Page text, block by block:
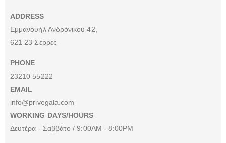
ADDRESS
Εμμανουήλ Ανδρόνικου 42,
621 23 Σέρρες
PHONE
23210 55222
EMAIL
info@privegala.com
WORKING DAYS/HOURS
Δευτέρα - Σαββάτο / 9:00AM - 8:00PM